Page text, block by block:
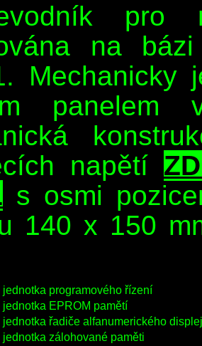
pro
na bázi
panelem
napětí
s osmi
140 x 150
jednotka programového řízení
jednotka EPROM pamětí
jednotka řadiče alfanumerického
jednotka zálohované paměti